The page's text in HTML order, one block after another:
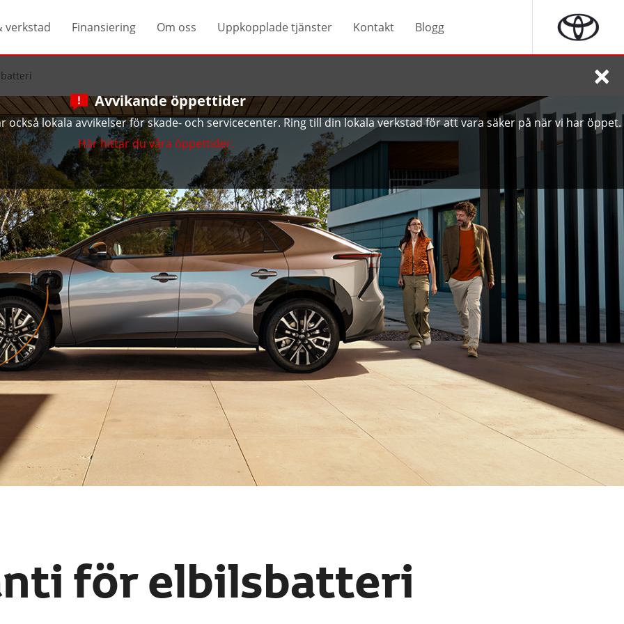
verkstad Finansiering Om oss Uppkopplade tjänster Kontakt Blogg
Avvikande öppettider
lokala avvikelser för skade- och servicecenter. Ring till din lokala verkstad för att vara säker på när vi har öppet.
Här hittar du våra öppettider.
×
för elbilsbatteri